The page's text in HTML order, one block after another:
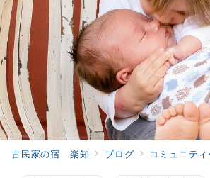
古民家の宿 楽知 ブログ コミュニティ